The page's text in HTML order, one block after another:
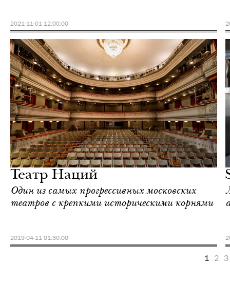
2021-11-01 12:00:00
Театр Наций
Один из самых прогрессивных московских
театров с крепкими историческими корнями
2019-04-11 01:30:00
1 2 3